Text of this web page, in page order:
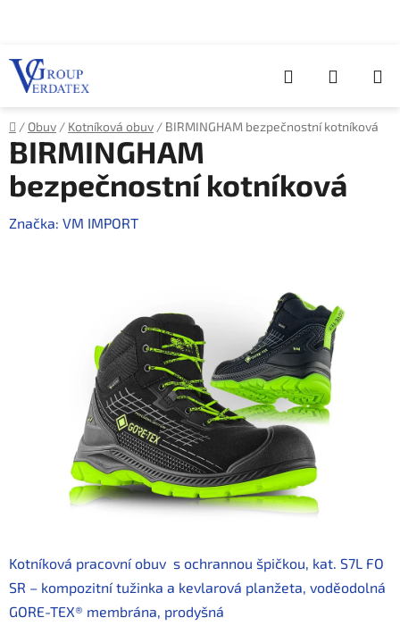
Hledat
KOŠÍK
Domů
/ Obuv / Kotníková obuv / BIRMINGHAM bezpečnostní kotníková
Kotníková pracovní obuv s ochrannou špičkou, kat. S7L FO
SR – kompozitní tužinka a kevlarová planžeta, voděodolná
GORE-TEX® membrána, prodyšná
BIRMINGHAM
bezpečnostní kotníková
Značka: VM IMPORT